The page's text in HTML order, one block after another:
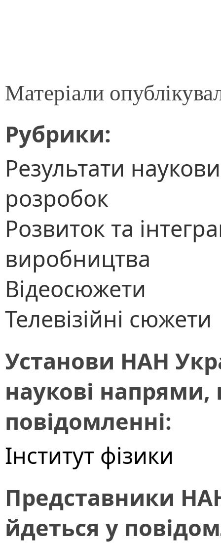
Матеріали
Рубрики:
Результати
розробок
Розвиток та
виробництва
Відеосюжети
Телевізійні сюжети
Установи НАН
наукові напрями,
повідомленні:
Інститут фізики
Представники
йдеться у